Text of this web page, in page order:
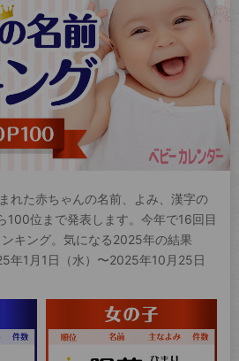
れた赤ちゃんの名前、よみ、漢字の
100位まで発表します。今年で16回目
キング。気になる2025年の結果
年1月1日（水）〜2025年10月25日